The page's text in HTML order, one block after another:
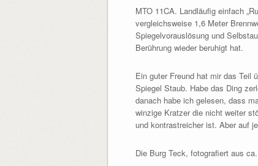
MTO 11CA. Landläufig einfach
vergleichsweise 1,6 Meter
Spiegelvorauslösung und
Berührung wieder beruhigt hat.
Ein guter Freund hat mir das Teil
Spiegel Staub. Habe das Ding
danach habe ich gelesen, dass
winzige Kratzer die nicht weiter
und kontrastreicher ist. Aber auf
Die Burg Teck, fotografiert aus